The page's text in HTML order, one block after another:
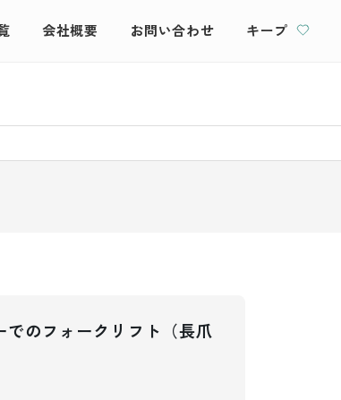
会社概要 お問い合わせ キープ
でのフォークリフト（長爪